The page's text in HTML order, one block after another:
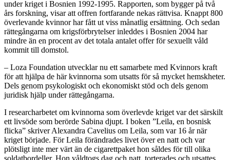
under kriget i Bosnien 1992-1995. Rapporten, som bygger på två
års forskning, visar att offren fortfarande nekas rättvisa. Knappt 800
överlevande kvinnor har fått ut viss månatlig ersättning. Och sedan
rättegångarna om krigsförbrytelser inleddes i Bosnien 2004 har
mindre än en procent av det totala antalet offer för sexuellt våld
kommit till domstol.
– Loza Foundation utvecklar nu ett samarbete med Kvinnors kraft
för att hjälpa de här kvinnorna som utsatts för så mycket hemskheter.
Dels genom psykologiskt och ekonomiskt stöd och dels genom
juridisk hjälp under rättegångarna.
I researcharbetet om kvinnorna som överlevde kriget var det särskilt
ett livsöde som berörde Sabina djupt. I boken ”Leila, en bosnisk
flicka” skriver Alexandra Cavelius om Leila, som var 16 år när
kriget började. För Leila förändrades livet över en natt och var
plötsligt inte mer värt än de cigarettpaket hon såldes för till olika
soldatbordeller. Hon våldtogs dag och natt, torterades och utsattes